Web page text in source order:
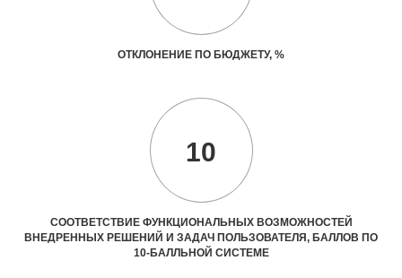
ОТКЛОНЕНИЕ ПО БЮДЖЕТУ, %
10
СООТВЕТСТВИЕ ФУНКЦИОНАЛЬНЫХ ВОЗМОЖНОСТЕЙ
ВНЕДРЕННЫХ РЕШЕНИЙ И ЗАДАЧ ПОЛЬЗОВАТЕЛЯ, БАЛЛОВ ПО
10-БАЛЛЬНОЙ СИСТЕМЕ